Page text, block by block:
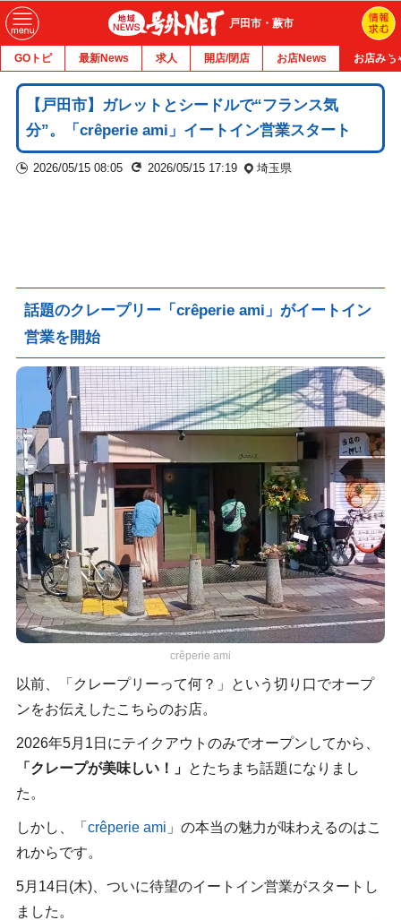
戸田市・蕨市
GOトピ 最新News 求人 開店/閉店 お店News お店みち
【戸田市】ガレットとシードルで“フランス気
分”。「crêperie ami」イートイン営業スタート
2026/05/15 08:05 2026/05/15 17:19 埼玉県
話題のクレープリー「crêperie ami」がイートイン
営業を開始
crêperie ami
以前、「クレープリーって何？」という切り口でオープ
ンをお伝えしたこちらのお店。
2026年5月1日にテイクアウトのみでオープンしてから、
「クレープが美味しい！」
とたちまち話題になりまし
た。
しかし、「 crêperie ami 」の本当の魅力が味わえるのはこ
れからです。
5月14日(木)、ついに待望のイートイン営業がスタートし
ました。